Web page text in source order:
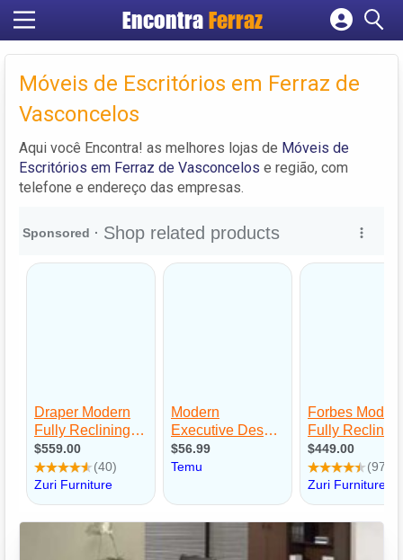
Encontra Ferraz
Cadastrar empresa
Criar conta
Móveis de Escritórios em Ferraz de
Vasconcelos
Aqui você Encontra! as melhores lojas de Móveis de
Escritórios em Ferraz de Vasconcelos e região, com
telefone e endereço das empresas.